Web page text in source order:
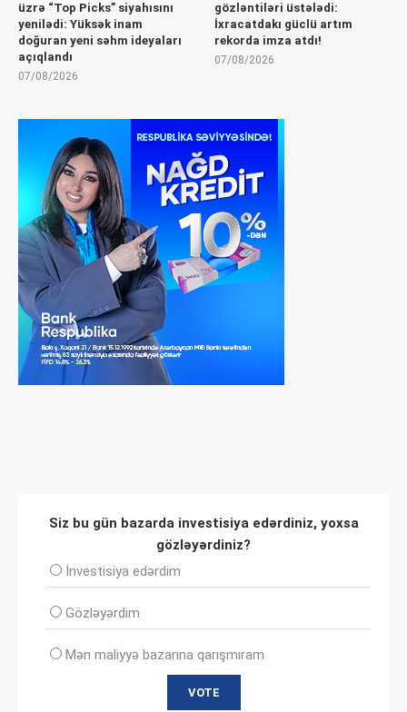
üzrə “Top Picks” siyahısını
yenilədi: Yüksək inam
doğuran yeni səhm ideyaları
açıqlandı
07/08/2026
gözləntiləri üstələdi:
İxracatdakı güclü artım
rekorda imza atdı!
07/08/2026
Siz bu gün bazarda investisiya edərdiniz, yoxsa
gözləyərdiniz?
İnvеstisiya edərdim
Gözləyərdim
Mən maliyyə bazarına qarışmıram